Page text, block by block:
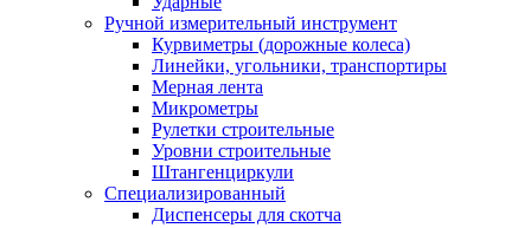
Ручной измерительный инструмент
Курвиметры (дорожные колеса)
Линейки, угольники, транспортиры
Мерная лента
Микрометры
Рулетки строительные
Уровни строительные
Штангенциркули
Специализированный
Диспенсеры для скотча